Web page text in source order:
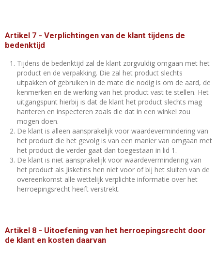
Artikel 7 - Verplichtingen van de klant tijdens de
bedenktijd
Tijdens de bedenktijd zal de klant zorgvuldig omgaan met het
product en de verpakking. Die zal het product slechts
uitpakken of gebruiken in de mate die nodig is om de aard, de
kenmerken en de werking van het product vast te stellen. Het
uitgangspunt hierbij is dat de klant het product slechts mag
hanteren en inspecteren zoals die dat in een winkel zou
mogen doen.
De klant is alleen aansprakelijk voor waardevermindering van
het product die het gevolg is van een manier van omgaan met
het product die verder gaat dan toegestaan in lid 1.
De klant is niet aansprakelijk voor waardevermindering van
het product als Jisketins hen niet voor of bij het sluiten van de
overeenkomst alle wettelijk verplichte informatie over het
herroepingsrecht heeft verstrekt.
Artikel 8 - Uitoefening van het herroepingsrecht door
de klant en kosten daarvan